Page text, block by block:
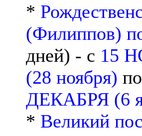
*
(Филиппов)
дней) - с 15
(28 ноября) по
ДЕКАБРЯ (6
* Великий